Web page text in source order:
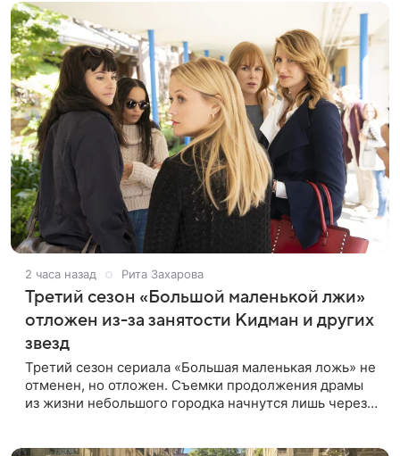
2 часа назад Рита Захарова
Третий сезон «Большой маленькой лжи»
отложен из-за занятости Кидман и других
звезд
Третий сезон сериала «Большая маленькая ложь» не
отменен, но отложен. Съемки продолжения драмы
из жизни небольшого городка начнутся лишь через